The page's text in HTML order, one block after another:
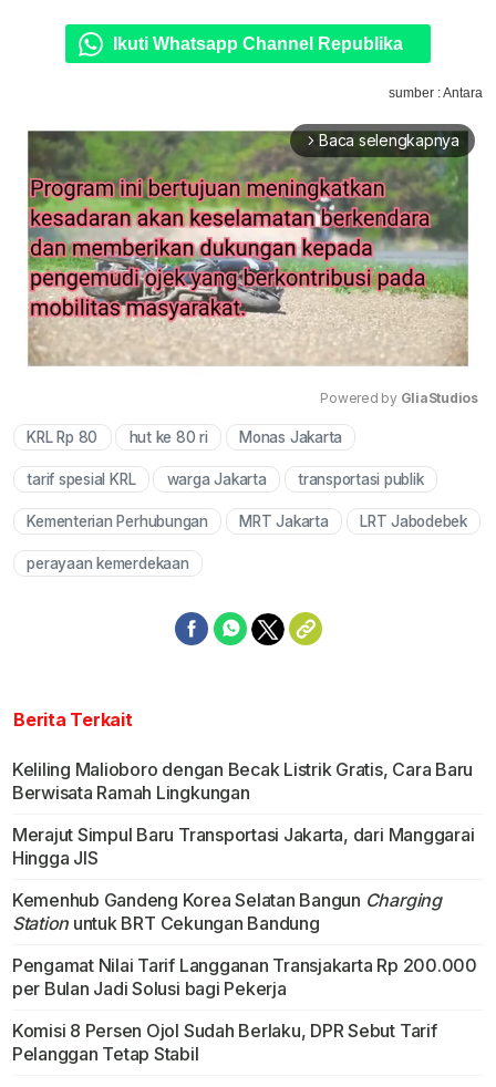
Ikuti Whatsapp Channel Republika
sumber : Antara
arrow_forward_ios Baca selengkapnya
Powered by GliaStudios
KRL Rp 80 hut ke 80 ri Monas Jakarta
tarif spesial KRL warga Jakarta transportasi publik
Kementerian Perhubungan MRT Jakarta LRT Jabodebek
perayaan kemerdekaan
Berita Terkait
Keliling Malioboro dengan Becak Listrik Gratis, Cara Baru
Berwisata Ramah Lingkungan
Merajut Simpul Baru Transportasi Jakarta, dari Manggarai
Hingga JIS
Kemenhub Gandeng Korea Selatan Bangun Charging
Station untuk BRT Cekungan Bandung
Pengamat Nilai Tarif Langganan Transjakarta Rp 200.000
per Bulan Jadi Solusi bagi Pekerja
Komisi 8 Persen Ojol Sudah Berlaku, DPR Sebut Tarif
Pelanggan Tetap Stabil